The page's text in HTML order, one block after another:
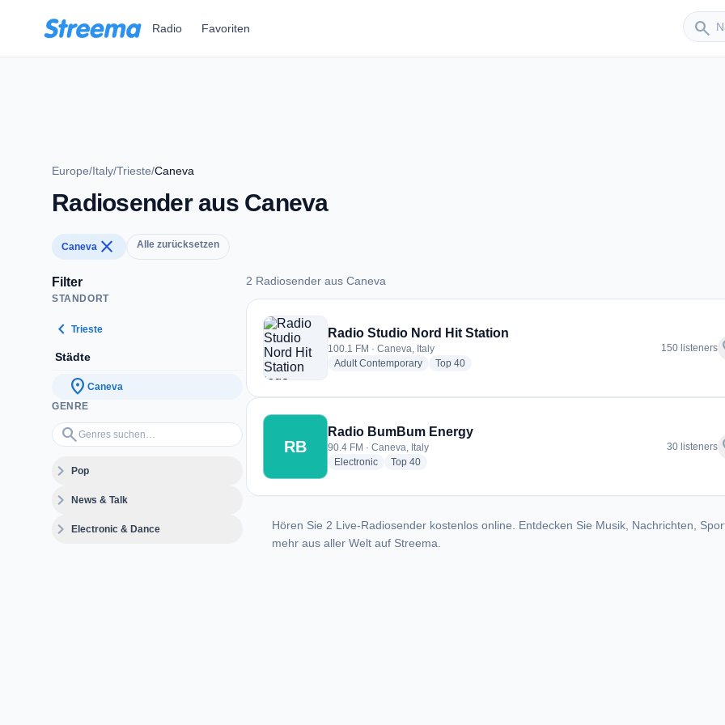
Radio Favoriten search
Sender
Europe/Italy/Trieste/Caneva
Radiosender aus Caneva
Caneva close Alle zurücksetzen
Filter
STANDORT
chevron_left Trieste
Städte
location_on Caneva
GENRE
search
Genres suchen…
expand_morePop
expand_moreNews & Talk
expand_moreElectronic & Dance
2 Radiosender aus Caneva
2 Radiosender aus Caneva
Radio Studio Nord Hit Station
100.1 FM · Caneva, Italy
Adult Contemporaryradio stations
Top 40radio stations
150 listeners
RB
Radio BumBum Energy
90.4 FM · Caneva, Italy
Electronicradio stations
Top 40radio stations
30 listeners
Hören Sie 2 Live-Radiosender kostenlos online. Entdecken Sie Musik, Nachrichten,
mehr aus aller Welt auf Streema.